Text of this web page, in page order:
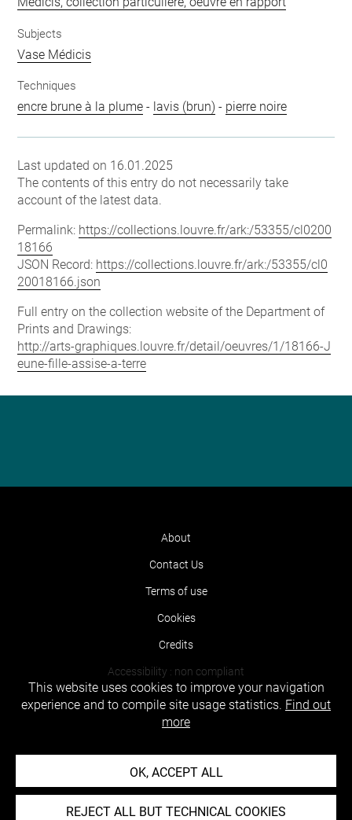
Subjects
Vase Médicis
Techniques
encre brune à la plume - lavis (brun) - pierre noire
Last updated on 16.01.2025
The contents of this entry do not necessarily take
account of the latest data.
Permalink: https://collections.louvre.fr/ark:/53355/cl0200
18166
JSON Record: https://collections.louvre.fr/ark:/53355/cl0
20018166.json
Full entry on the collection website of the Department of
Prints and Drawings:
http://arts-graphiques.louvre.fr/detail/oeuvres/1/18166-J
eune-fille-assise-a-terre
About
Contact Us
Terms of use
Cookies
Credits
Accessibility : non compliant
This website uses cookies to improve your navigation
experience and to compile site usage statistics. Find out
more
OK, ACCEPT ALL
REJECT ALL BUT TECHNICAL COOKIES